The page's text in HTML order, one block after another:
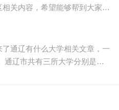
关内容，希望能够帮到大家。
大学、辽宁理工职业大学、锦
通辽有什么大学相关文章，一